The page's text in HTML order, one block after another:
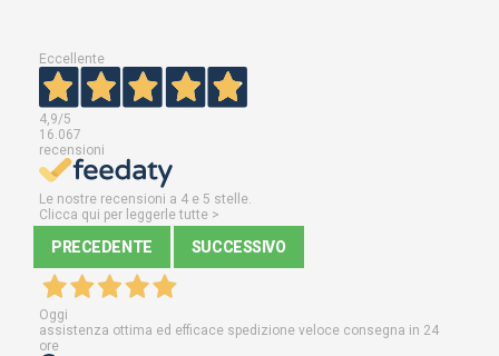
Eccellente
4,9/5
16.067
recensioni
Le nostre recensioni a 4 e 5 stelle.
Clicca qui per leggerle tutte >
PRECEDENTE SUCCESSIVO
Oggi
assistenza ottima ed efficace spedizione veloce consegna in 24
ore